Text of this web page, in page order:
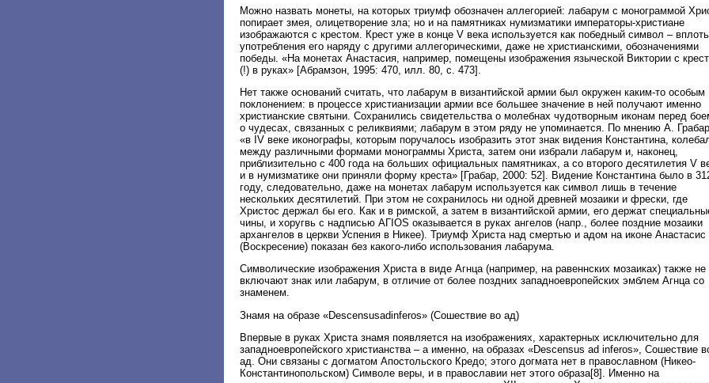
Можно назвать монеты, на которых триумф обозначен аллегорией: лабарум с монограммой
попирает змея, олицетворение зла; но и на памятниках нумизматики императоры-христиане
изображаются с крестом. Крест уже в конце V века используется как победный символ –
употребления его наряду с другими аллегорическими, даже не христианскими, обозначениями
победы. «На монетах Анастасия, например, помещены изображения языческой Виктории с
(!) в руках» [Абрамзон, 1995: 470, илл. 80, с. 473].
Нет также оснований считать, что лабарум в византийской армии был окружен каким-то особым
поклонением: в процессе христианизации армии все большее значение в ней получают именно
христианские святыни. Сохранились свидетельства о молебнах чудотворным иконам перед
о чудесах, связанных с реликвиями; лабарум в этом ряду не упоминается. По мнению А.
«в IV веке иконографы, которым поручалось изобразить этот знак видения Константина,
между различными формами монограммы Христа, затем они избрали лабарум и, наконец,
приблизительно с 400 года на больших официальных памятниках, а со второго десятилетия V
и в нумизматике они приняли форму креста» [Грабар, 2000: 52]. Видение Константина было в
году, следовательно, даже на монетах лабарум используется как символ лишь в течение
нескольких десятилетий. При этом не сохранилось ни одной древней мозаики и фрески, где
Христос держал бы его. Как и в римской, а затем в византийской армии, его держат
чины, и хоругвь с надписью AГIOS оказывается в руках ангелов (напр., более поздние мозаики
архангелов в церкви Успения в Никее). Триумф Христа над смертью и адом на иконе Анастасис
(Воскресение) показан без какого-либо использования лабарума.
Символические изображения Христа в виде Агнца (например, на равеннских мозаиках) также не
включают знак или лабарум, в отличие от более поздних западноевропейских эмблем Агнца со
знаменем.
Знамя на образе «Descensusadinferos» (Сошествие во ад)
Впервые в руках Христа знамя появляется на изображениях, характерных исключительно для
западноевропейского христианства – а именно, на образах «Descensus ad inferos», Сошествие
ад. Они связаны с догматом Апостольского Кредо; этого догмата нет в православном (Никео-
Константинопольском) Символе веры, и в православии нет этого образа[8]. Именно на